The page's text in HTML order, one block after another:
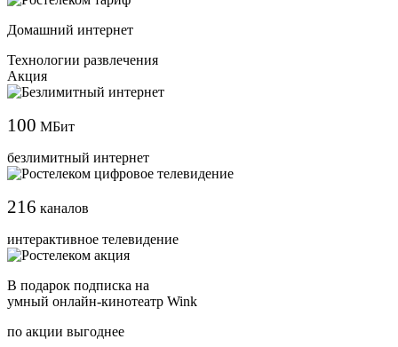
Домашний интернет
Технологии развлечения
Акция
100 МБит
безлимитный интернет
216 каналов
интерактивное телевидение
В подарок подписка на
умный онлайн-кинотеатр Wink
по акции выгоднее